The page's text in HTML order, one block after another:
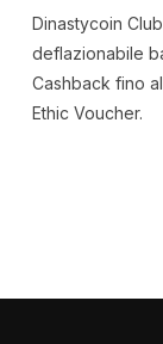
Dinastycoin
deflazionabile
Cashback fino
Ethic Voucher.